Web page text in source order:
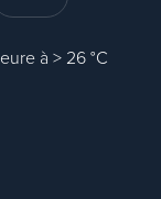
à > 26 °C